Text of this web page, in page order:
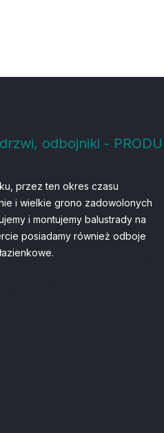
przez ten okres czasu
i wielkie grono zadowolonych
i montujemy balustrady na
posiadamy również odboje